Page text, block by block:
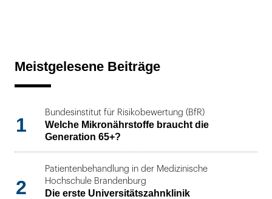
Meistgelesene Beiträge
1
Bundesinstitut für Risikobewertung (BfR)
Welche Mikronährstoffe braucht die
Generation 65+?
2
Patientenbehandlung in der Medizinische
Hochschule Brandenburg
Die erste Universitätszahnklinik